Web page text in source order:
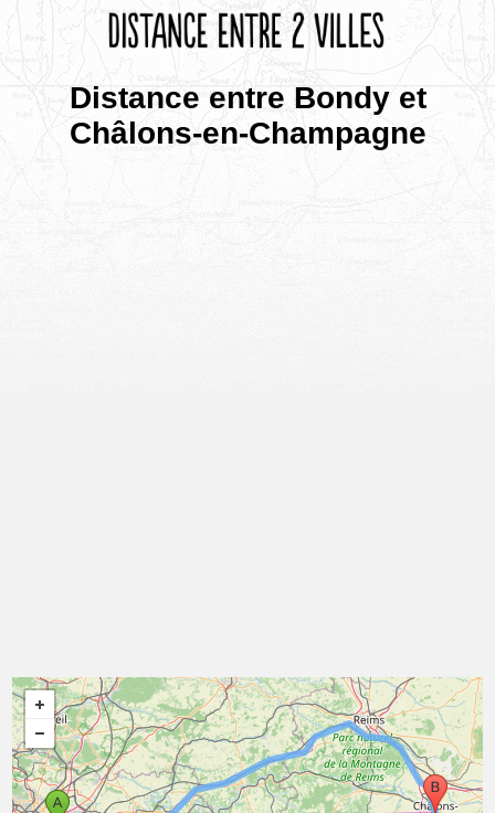
Distance entre Bondy et
Châlons-en-Champagne